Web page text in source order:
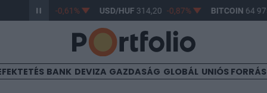
363,17 -0,61% USD/HUF 314,20 -0,87% BITCOIN64
BANK DEVIZA GAZDASÁG GLOBÁL UNIÓS